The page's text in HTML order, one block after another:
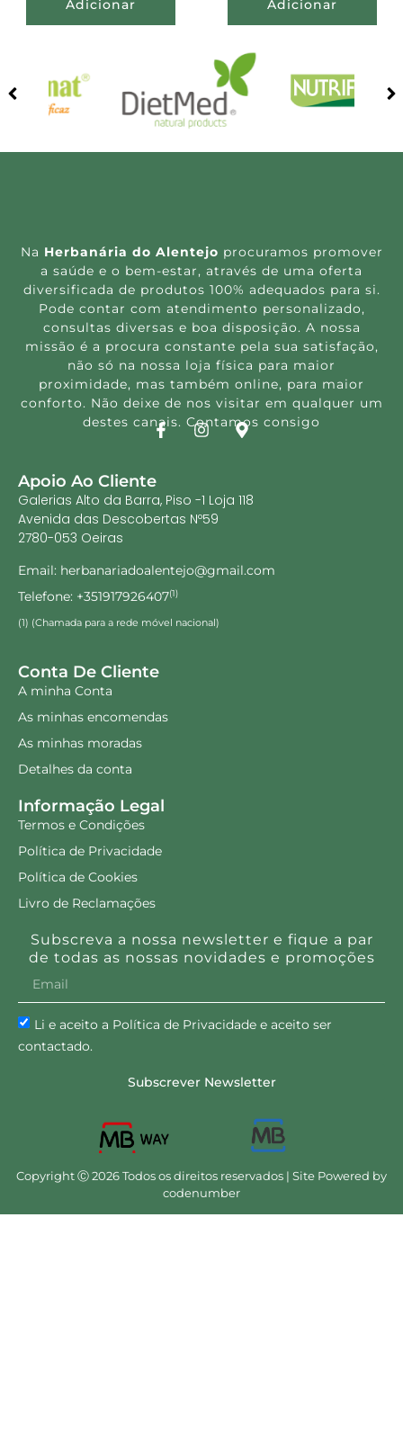
Adicionar Adicionar
Na Herbanária do Alentejo procuramos promover
a saúde e o bem-estar, através de uma oferta
diversificada de produtos 100% adequados para si.
Pode contar com atendimento personalizado,
consultas diversas e boa disposição. A nossa
missão é a procura constante pela sua satisfação,
não só na nossa loja física para maior
proximidade, mas também online, para maior
conforto. Não deixe de nos visitar em qualquer um
destes canais. Contamos consigo
Apoio Ao Cliente
Galerias Alto da Barra, Piso -1 Loja 118
Avenida das Descobertas Nº59
2780-053 Oeiras
Email: herbanariadoalentejo@gmail.com
Telefone: +351917926407(1)
(1) (Chamada para a rede móvel nacional)
Conta De Cliente
A minha Conta
As minhas encomendas
As minhas moradas
Detalhes da conta
Informação Legal
Termos e Condições
Política de Privacidade
Política de Cookies
Livro de Reclamações
Subscreva a nossa newsletter e fique a par
de todas as nossas novidades e promoções
Li e aceito a Política de Privacidade e aceito ser
contactado.
Subscrever Newsletter
Copyright Ⓒ 2026 Todos os direitos reservados | Site Powered by
codenumber